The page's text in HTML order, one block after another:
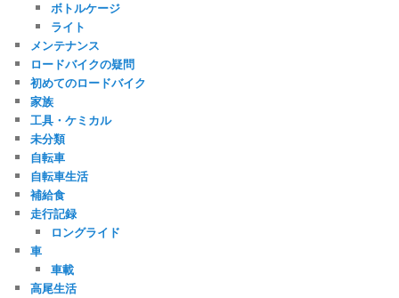
ボトルケージ
ライト
メンテナンス
ロードバイクの疑問
初めてのロードバイク
家族
工具・ケミカル
未分類
自転車
自転車生活
補給食
走行記録
ロングライド
車
車載
高尾生活